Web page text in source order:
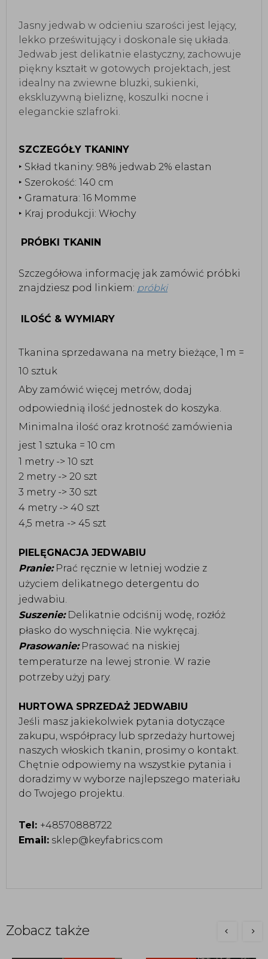
Jasny jedwab w odcieniu szarości jest lejący,
lekko prześwitujący i doskonale się układa.
Jedwab jest delikatnie elastyczny, zachowuje
piękny kształt w gotowych projektach, jest
idealny na zwiewne bluzki, sukienki,
ekskluzywną bieliznę, koszulki nocne i
eleganckie szlafroki.
SZCZEGÓŁY TKANINY
‣ Skład tkaniny: 98% jedwab 2% elastan
‣ Szerokość: 140 cm
‣ Gramatura: 16 Momme
‣ Kraj produkcji: Włochy
PRÓBKI TKANIN
Szczegółowa informację jak zamówić próbki
znajdziesz pod linkiem: próbki
ILOŚĆ & WYMIARY
Tkanina sprzedawana na metry bieżące, 1 m =
10 sztuk
Aby zamówić więcej metrów, dodaj
odpowiednią ilość jednostek do koszyka.
Minimalna ilość oraz krotność zamówienia
jest 1 sztuka = 10 cm
1 metry -> 10 szt
2 metry -> 20 szt
3 metry -> 30 szt
4 metry -> 40 szt
4,5 metra -> 45 szt
PIELĘGNACJA JEDWABIU
Pranie:Prać ręcznie w letniej wodzie z
użyciem delikatnego detergentu do
jedwabiu.
Suszenie:Delikatnie odciśnij wodę, rozłóż
płasko do wyschnięcia. Nie wykręcaj.
Prasowanie:Prasować na niskiej
temperaturze na lewej stronie. W razie
potrzeby użyj pary.
HURTOWA SPRZEDAŻ JEDWABIU
Jeśli masz jakiekolwiek pytania dotyczące
zakupu, współpracy lub sprzedaży hurtowej
naszych włoskich tkanin, prosimy o kontakt.
Chętnie odpowiemy na wszystkie pytania i
doradzimy w wyborze najlepszego materiału
do Twojego projektu.
Tel: +48570888722
Email: sklep@keyfabrics.com
Zobacz także